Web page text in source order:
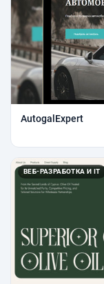
AutogalExpert
ВЕБ-РАЗРАБОТКА И IT